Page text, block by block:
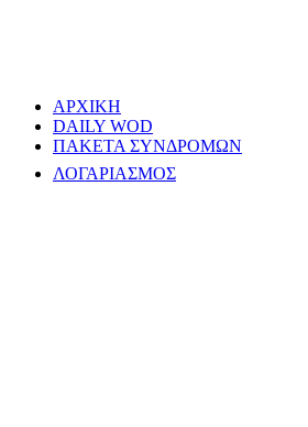
ΑΡΧΙΚΗ
DAILY WOD
ΠΑΚΕΤΑ ΣΥΝΔΡΟΜΩΝ
ΛΟΓΑΡΙΑΣΜΟΣ